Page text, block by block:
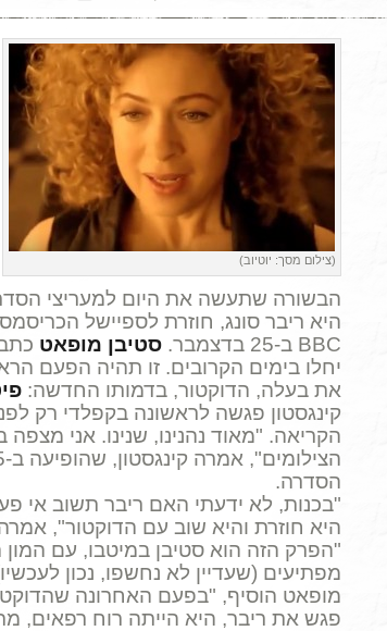
(צילום מסך: יוטיוב)
הבשורה שתעשה את היום למעריצי
היא ריבר סונג, חוזרת לספיישל
BBC ב-25 בדצמבר.
סטיבן מופאט
יחלו בימים הקרובים. זו תהיה הפעם
את בעלה, הדוקטור, בדמותו החדשה:
קינגסטון פגשה לראשונה בקפלדי רק
הקריאה. "מאוד נהנינו, שנינו. אני
הסדרה.
"בכנות, לא ידעתי האם ריבר תשוב אי
היא חוזרת והיא שוב עם הדוקטור",
"הפרק הזה הוא סטיבן במיטבו, עם המון
מפתיעים (שעדיין לא נחשפו, נכון
מופאט הוסיף, "בפעם האחרונה
פגש את ריבר, היא הייתה רוח רפאים,